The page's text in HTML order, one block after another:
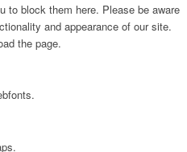
to block them here. Please be aware
and appearance of our site.
the page.